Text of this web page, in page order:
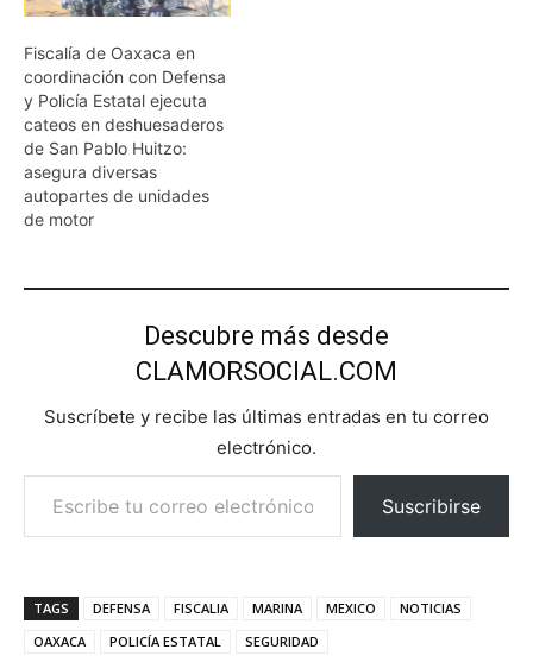
Fiscalía de Oaxaca en
coordinación con Defensa
y Policía Estatal ejecuta
cateos en deshuesaderos
de San Pablo Huitzo:
asegura diversas
autopartes de unidades
de motor
Descubre más desde
CLAMORSOCIAL.COM
Suscríbete y recibe las últimas entradas en tu correo
electrónico.
Escribe tu correo electrónico…
Suscribirse
TAGS DEFENSA FISCALIA MARINA MEXICO
NOTICIAS
OAXACA
POLICÍA ESTATAL SEGURIDAD